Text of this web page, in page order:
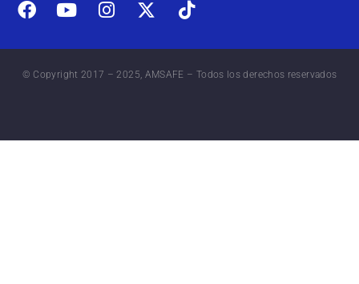
© Copyright 2017 – 2025, AMSAFE – Todos los derechos reservados